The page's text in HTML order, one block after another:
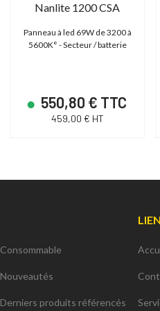
Nanlite 1200 CSA
Panneau à led 69W de 3200 à
5600K° - Secteur / batterie
550,80 € TTC
459,00 € HT
Consommable
Nouveautés
Derniers produits référencés